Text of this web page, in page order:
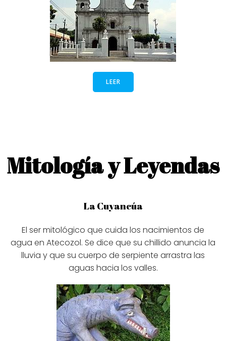
LEER
Mitología y Leyendas
La Cuyancúa
El ser mitológico que cuida los nacimientos de
agua en Atecozol. Se dice que su chillido anuncia la
lluvia y que su cuerpo de serpiente arrastra las
aguas hacia los valles.